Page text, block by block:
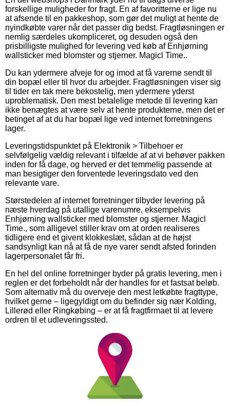
forskellige muligheder for fragt. En af favoritterne er lige nu
at afsende til en pakkeshop, som gør det muligt at hente de
nyindkøbte varer når det passer dig bedst. Fragtløsningen er
nemlig særdeles ukompliceret, og desuden også den
prisbilligste mulighed for levering ved køb af Enhjørning
wallsticker med blomster og stjerner. Magicl Time..
Du kan ydermere afveje for og imod at få varerne sendt til
din bopæl eller til hvor du arbejder. Fragtløsningen viser sig
til tider en tak mere bekostelig, men ydermere yderst
uproblematisk. Den mest betalelige metode til levering kan
ikke benægtes at være selv at hente produkterne, men det er
betinget af at du har bopæl lige ved internet forretningens
lager.
Leveringstidspunktet på Elektronik > Tilbehoer er
selvfølgelig vældig relevant i tilfælde af at vi behøver pakken
inden for få dage, og herved er det temmelig passende at
man besigtiger den forventede leveringsdato ved den
relevante vare.
Størstedelen af internet forretninger tilbyder levering på
næste hverdag på utallige varenumre, eksempelvis
Enhjørning wallsticker med blomster og stjerner. Magicl
Time., som alligevel stiller krav om at orden realiseres
tidligere end et givent klokkeslæt, sådan at de højst
sandsynligt kan nå at få de nye varer sendt afsted forinden
lagerpersonalet får fri.
En hel del online forretninger byder på gratis levering, men i
reglen er det forbeholdt når der handles for et fastsat beløb.
Som alternativ må du overveje den mest letkøbte fragttype,
hvilket gerne – ligegyldigt om du befinder sig nær Kolding,
Lillerød eller Ringkøbing – er at få fragtfirmaet til at levere
ordren til et udleveringssted.